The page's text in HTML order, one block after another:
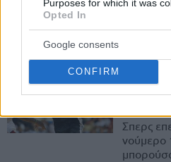
Purposes for which it was
Opted In
Google consents
CONFIRM
κάποιος!
11/JAN/16
Σπερς
νούμερο